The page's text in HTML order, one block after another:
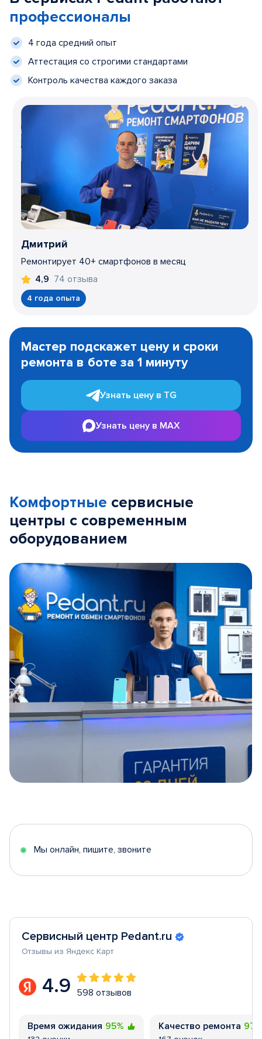
профессионалы
4 года средний опыт
Аттестация со строгими стандартами
Контроль качества каждого заказа
Дмитрий
Ремонтирует 40+ смартфонов в месяц
4,9 74 отзыва
4 года опыта
1
Мастер подскажет цену и сроки
ремонта в боте за 1 минуту
Узнать цену в TG
Узнать цену в MAX
Комфортные сервисные
центры с современным
оборудованием
5
Мы онлайн, пишите, звоните
Сервисный центр Pedant.ru
Отзывы из Яндекс Карт
4.9 598 отзывов
Время ожидания 95% Качество ремонта